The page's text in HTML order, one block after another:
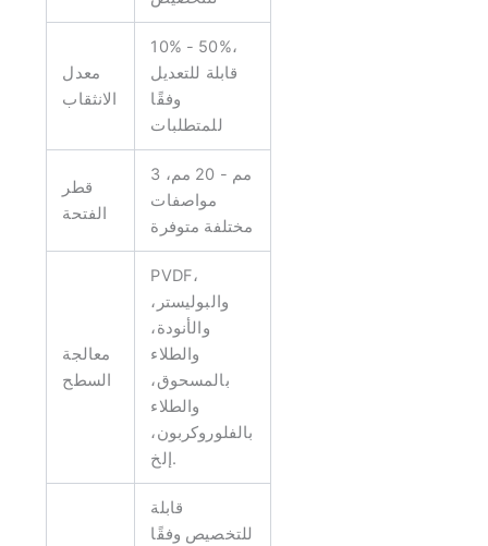
معدل
الانثقاب
10% - 50%،
قابلة للتعديل
وفقًا
للمتطلبات
قطر
الفتحة
3 مم - 20 مم،
مواصفات
مختلفة متوفرة
معالجة
السطح
PVDF،
والبوليستر،
والأنودة،
والطلاء
بالمسحوق،
والطلاء
بالفلوروكربون،
إلخ.
قابلة
للتخصيص وفقًا